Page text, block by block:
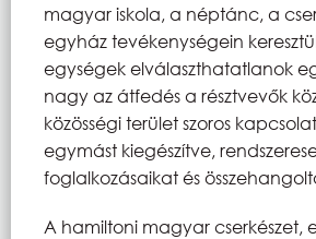
magyar iskola, a néptánc, a
egyház tevékenységein
egységek elválaszthatatlanok
nagy az átfedés a résztvevők
közösségi terület szoros
egymást kiegészítve,
foglalkozásaikat és
A hamiltoni magyar cserkészet,